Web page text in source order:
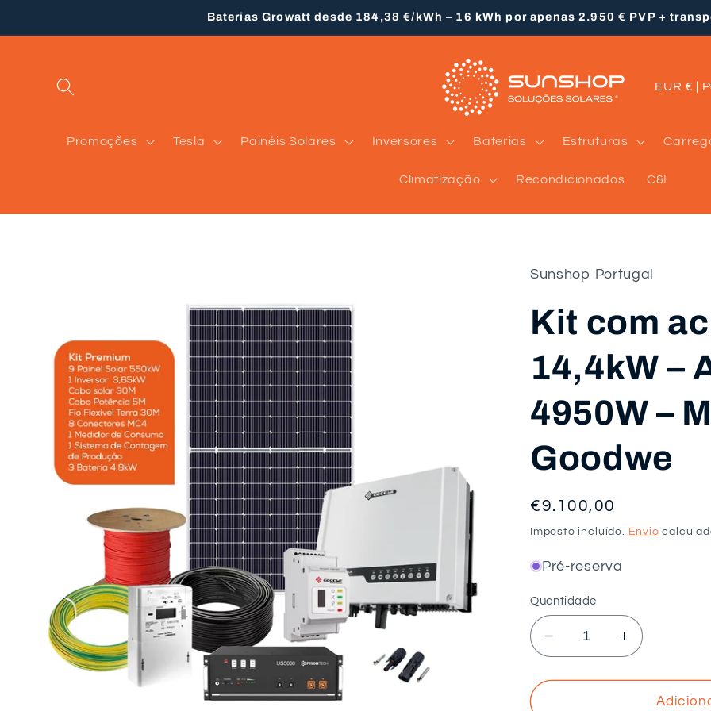
conteúdo
Baterias Growatt desde 184,38 €/kWh – 16 kWh por apenas 2.950 € PVP +
Promoções Tesla Painéis Solares Inversores Baterias Estruturas
Climatização Recondicionados C&I
P
í
/
r
g
ã
o
EUR
Sunshop Portugal
Kit com
14,4kW –
4950W –
Goodwe
Preço
normal
€9.100,00
Imposto incluído. Envio
Pré-reserva
Quantidade
Diminuir
a
quantidade
Aumentar
a
quantidade